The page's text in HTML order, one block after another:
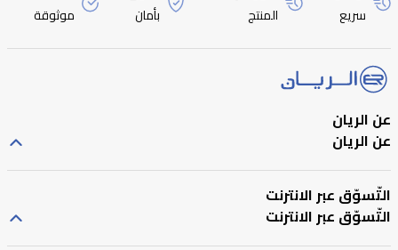
سريع
المنتج
بأمان
موثوقة
عن الريان
عن الريان
التّسوّق عبر الانترنت
التّسوّق عبر الانترنت